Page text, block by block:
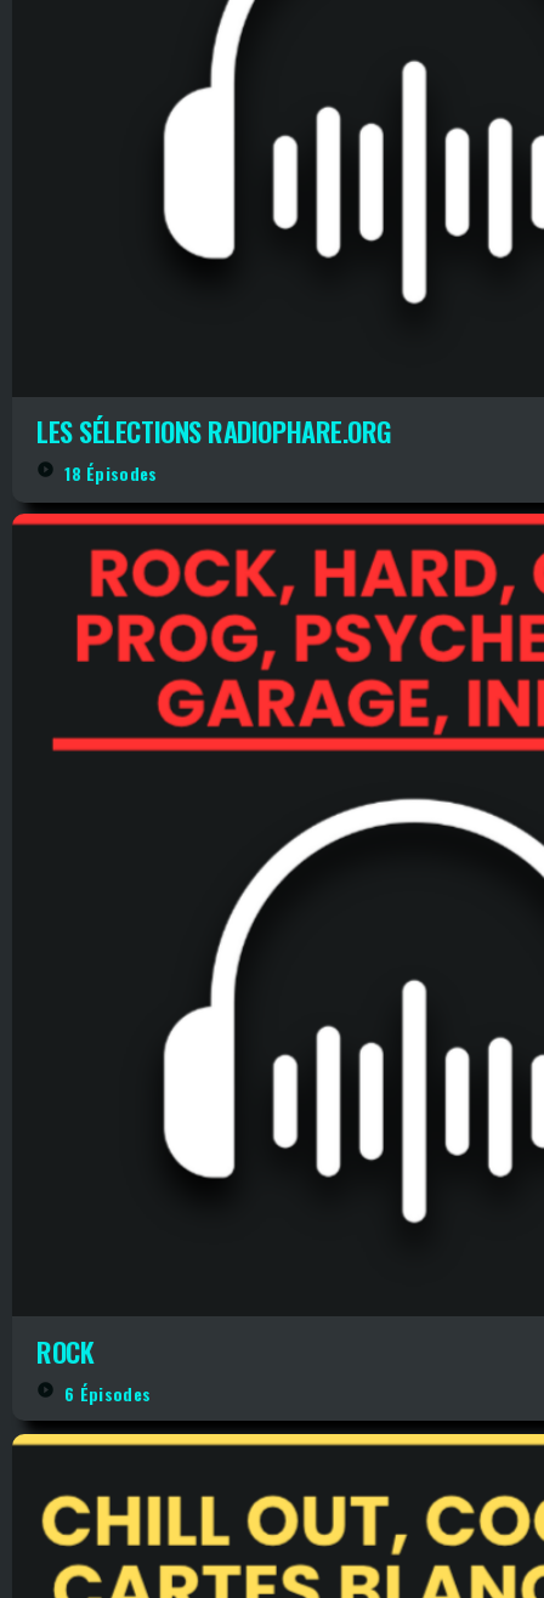
LES SÉLECTIONS RADIOPHARE.ORG
play_circle_filled 18 Épisodes
ROCK
play_circle_filled 6 Épisodes